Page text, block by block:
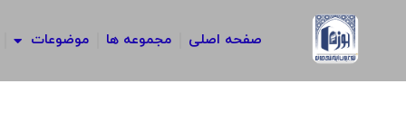
صفحه اصلی مجموعه ها موضوعات